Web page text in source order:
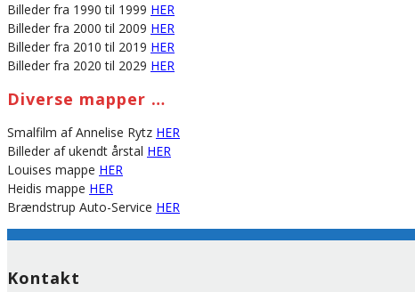
Billeder fra 1990 til 1999 HER
Billeder fra 2000 til 2009 HER
Billeder fra 2010 til 2019 HER
Billeder fra 2020 til 2029 HER
Diverse mapper …
Smalfilm af Annelise Rytz HER
Billeder af ukendt årstal HER
Louises mappe HER
Heidis mappe HER
Brændstrup Auto-Service HER
Kontakt